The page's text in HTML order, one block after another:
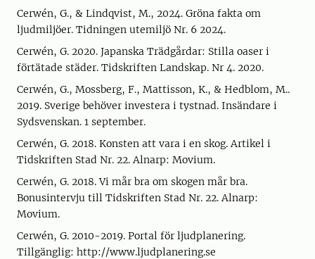
Cerwén, G., & Lindqvist, M., 2024. Gröna fakta om
ljudmiljöer. Tidningen utemiljö Nr. 6 2024.
Cerwén, G. 2020. Japanska Trädgårdar: Stilla oaser i
förtätade städer. Tidskriften Landskap. Nr 4. 2020.
Cerwén, G., Mossberg, F., Mattisson, K., & Hedblom, M..
2019. Sverige behöver investera i tystnad. Insändare i
Sydsvenskan. 1 september.
Cerwén, G. 2018. Konsten att vara i en skog. Artikel i
Tidskriften Stad Nr. 22. Alnarp: Movium.
Cerwén, G. 2018. Vi mår bra om skogen mår bra.
Bonusintervju till Tidskriften Stad Nr. 22. Alnarp:
Movium.
Cerwén, G. 2010-2019. Portal för ljudplanering.
Tillgänglig: http://www.ljudplanering.se